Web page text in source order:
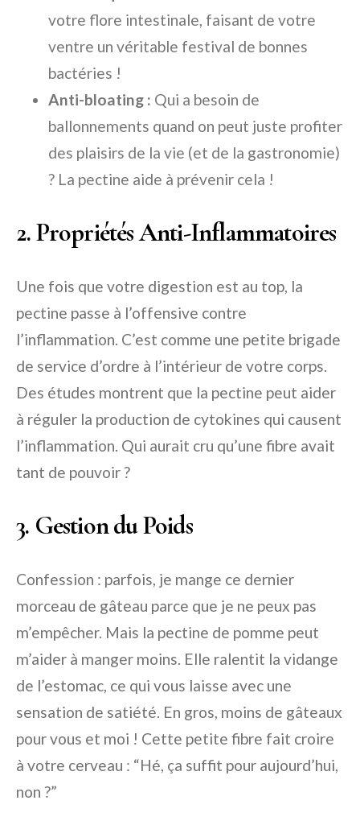
votre flore intestinale, faisant de votre
ventre un véritable festival de bonnes
bactéries !
Anti-bloating : Qui a besoin de
ballonnements quand on peut juste profiter
des plaisirs de la vie (et de la gastronomie)
? La pectine aide à prévenir cela !
2. Propriétés Anti-Inflammatoires
Une fois que votre digestion est au top, la
pectine passe à l’offensive contre
l’inflammation. C’est comme une petite brigade
de service d’ordre à l’intérieur de votre corps.
Des études montrent que la pectine peut aider
à réguler la production de cytokines qui causent
l’inflammation. Qui aurait cru qu’une fibre avait
tant de pouvoir ?
3. Gestion du Poids
Confession : parfois, je mange ce dernier
morceau de gâteau parce que je ne peux pas
m’empêcher. Mais la pectine de pomme peut
m’aider à manger moins. Elle ralentit la vidange
de l’estomac, ce qui vous laisse avec une
sensation de satiété. En gros, moins de gâteaux
pour vous et moi ! Cette petite fibre fait croire
à votre cerveau : “Hé, ça suffit pour aujourd’hui,
non ?”